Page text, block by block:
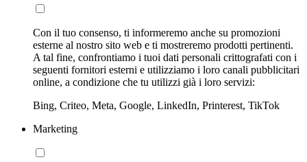
Con il tuo consenso, ti informeremo anche su promozioni
esterne al nostro sito web e ti mostreremo prodotti pertinenti.
A tal fine, confrontiamo i tuoi dati personali crittografati con i
seguenti fornitori esterni e utilizziamo i loro canali pubblicitari
online, a condizione che tu utilizzi già i loro servizi:
Bing, Criteo, Meta, Google, LinkedIn, Printerest, TikTok
Marketing